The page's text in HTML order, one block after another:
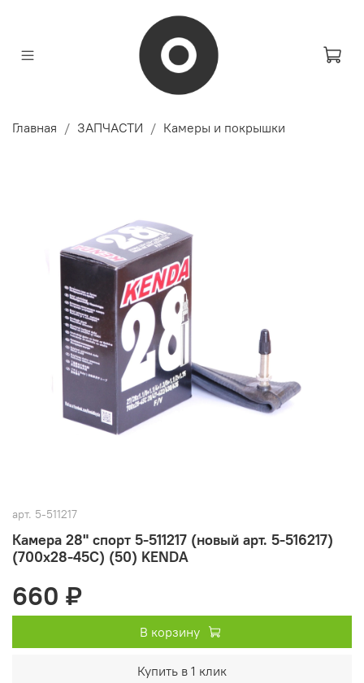
Главная ЗАПЧАСТИ Камеры и покрышки
арт. 5-511217
Камера 28" спорт 5-511217 (новый арт. 5-516217)
(700х28-45С) (50) KENDA
660 ₽
В корзину
Купить в 1 клик